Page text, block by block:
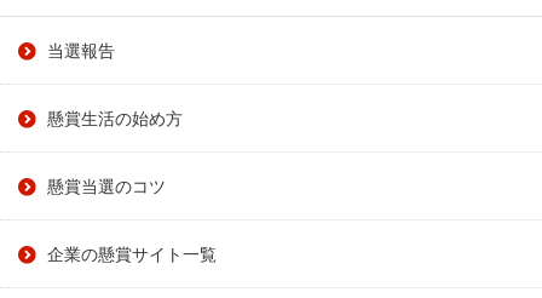
当選報告
懸賞生活の始め方
懸賞当選のコツ
企業の懸賞サイト一覧